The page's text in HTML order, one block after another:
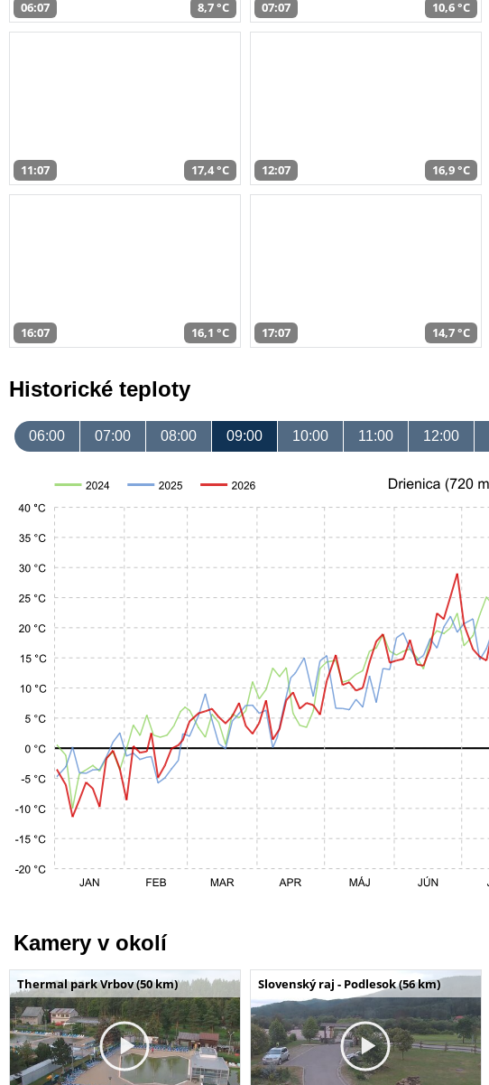
06:07 8,7 °C 07:07 10,6 °C
11:07 17,4 °C 12:07 16,9 °C
16:07 16,1 °C 17:07 14,7 °C
Historické teploty
06:00 07:00 08:00 09:00 10:00 11:00 12:00
Kamery v okolí
Thermal park Vrbov (50 km) Slovenský raj - Podlesok (56 km)